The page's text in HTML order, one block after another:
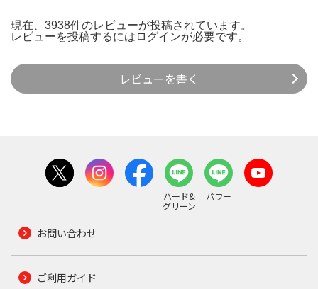
現在、3938件のレビューが投稿されています。
レビューを投稿するには ログインが必要です。
レビューを書く
ハード&
グリーン
パワー
お問い合わせ
ご利用ガイド